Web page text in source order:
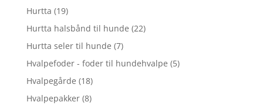
Hurtta (19)
Hurtta halsbånd til hunde (22)
Hurtta seler til hunde (7)
Hvalpefoder - foder til hundehvalpe (5)
Hvalpegårde (18)
Hvalpepakker (8)